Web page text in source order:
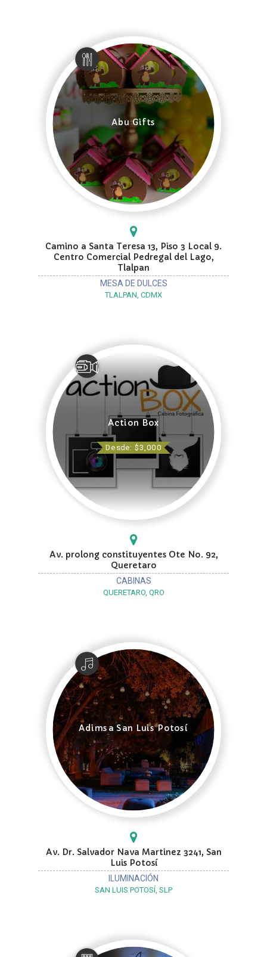
Abu Gifts
Camino a Santa Teresa 13, Piso 3 Local 9.
Centro Comercial Pedregal del Lago,
Tlalpan
MESA DE DULCES
TLALPAN, CDMX
Action Box
Desde: $3,000
Av. prolong constituyentes Ote No. 92,
Queretaro
CABINAS
QUERETARO, QRO
Adimsa San Luis Potosí
Av. Dr. Salvador Nava Martinez 3241, San
Luis Potosí
ILUMINACIÓN
SAN LUIS POTOSÍ, SLP